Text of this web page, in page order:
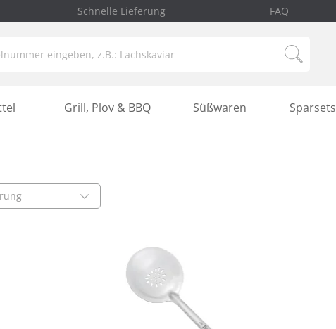
Schnelle Lieferung FAQ
Grill, Plov & BBQ Süßwaren Sparsets